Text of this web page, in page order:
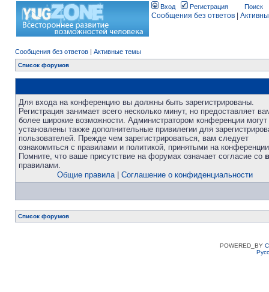
Вход Регистрация Поиск
Сообщения без ответов
Сообщения без ответов | Активные темы
Список форумов
Для входа на конференцию вы должны быть зарегистрированы.
Регистрация занимает всего несколько минут, но предоставляет
более широкие возможности. Администратором конференции
установлены также дополнительные привилегии для
пользователей. Прежде чем зарегистрироваться, вам следует
ознакомиться с правилами и политикой, принятыми на
Помните, что ваше присутствие на форумах означает согласие со
правилами.
Общие правила| Соглашение о конфиденциальности
Список форумов
POWERED_BY